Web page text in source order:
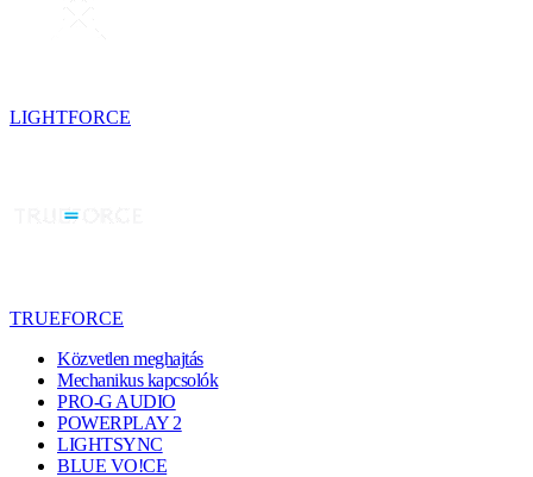
LIGHTFORCE
TRUEFORCE
Közvetlen meghajtás
Mechanikus kapcsolók
PRO-G AUDIO
POWERPLAY 2
LIGHTSYNC
BLUE VO!CE